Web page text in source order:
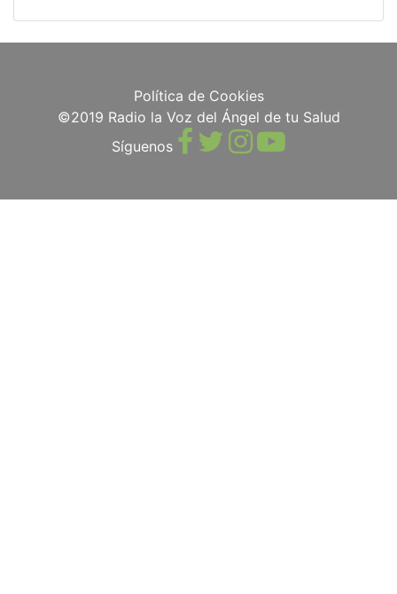
Política de Cookies
©2019 Radio la Voz del Ángel de tu Salud
Síguenos